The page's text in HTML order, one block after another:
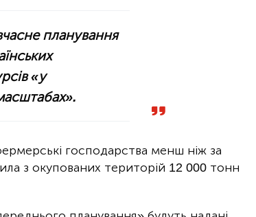
планування
«у
господарства менш ніж за
з окупованих територій 12 000 тонн